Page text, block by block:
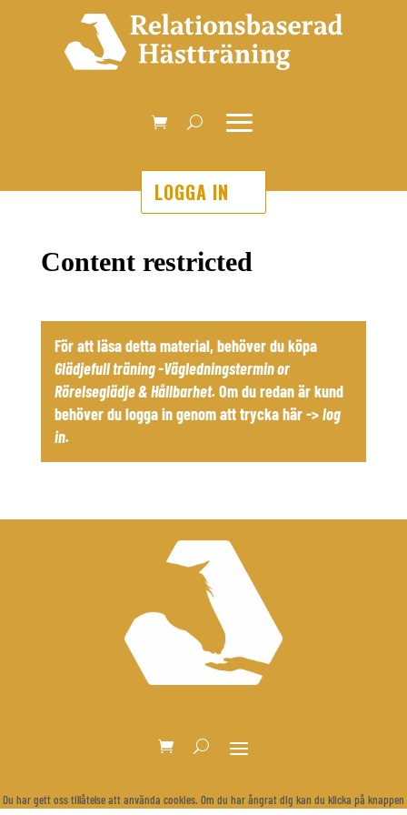
LOGGA IN
Content restricted
För att läsa detta material, behöver du köpa
Glädjefull träning -Vägledningsterminor
Rörelseglädje & Hållbarhet. Om du redan är kund
behöver du logga in genom att trycka här ->log
in.
Du har gett oss tillåtelse att använda cookies. Om du har ångrat dig kan du klicka på knappen